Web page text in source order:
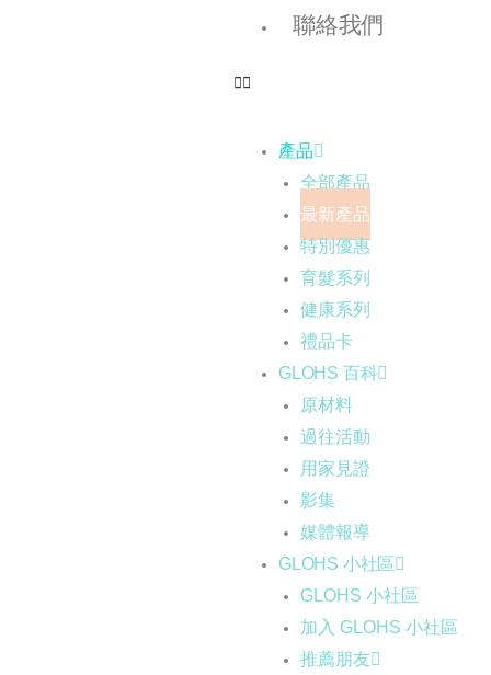
聯絡我們
產品
全部產品
最新產品
特別優惠
育髮系列
健康系列
禮品卡
GLOHS 百科
原材料
過往活動
用家見證
影集
媒體報導
GLOHS 小社區
GLOHS 小社區
加入 GLOHS 小社區
推薦朋友